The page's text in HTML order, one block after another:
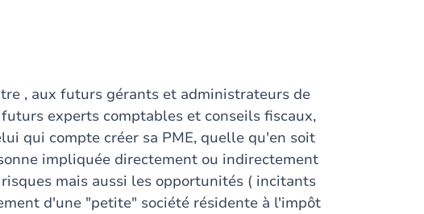
, aux futurs gérants et administrateurs de
experts comptables et conseils fiscaux,
qui compte créer sa PME, quelle qu'en soit
impliquée directement ou indirectement
mais aussi les opportunités ( incitants
d'une "petite" société résidente à l'impôt